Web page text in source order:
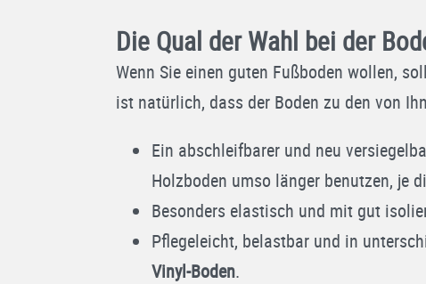
Die Qual der Wahl bei der
Wenn Sie einen guten Fußboden wollen,
ist natürlich, dass der Boden zu den von
Ein abschleifbarer und neu
Holzboden umso länger benutzen, je
Besonders elastisch und mit gut
Pflegeleicht, belastbar und in
Vinyl-Boden.